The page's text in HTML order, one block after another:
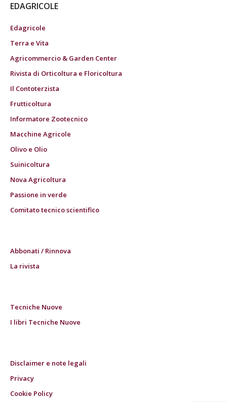
EDAGRICOLE
Edagricole
Terra e Vita
Agricommercio & Garden Center
Rivista di Orticoltura e Floricoltura
Il Contoterzista
Frutticoltura
Informatore Zootecnico
Macchine Agricole
Olivo e Olio
Suinicoltura
Nova Agricoltura
Passione in verde
Comitato tecnico scientifico
Abbonati / Rinnova
La rivista
Tecniche Nuove
I libri Tecniche Nuove
Disclaimer e note legali
Privacy
Cookie Policy